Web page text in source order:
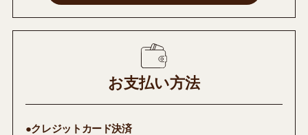
お支払い方法
●クレジットカード決済